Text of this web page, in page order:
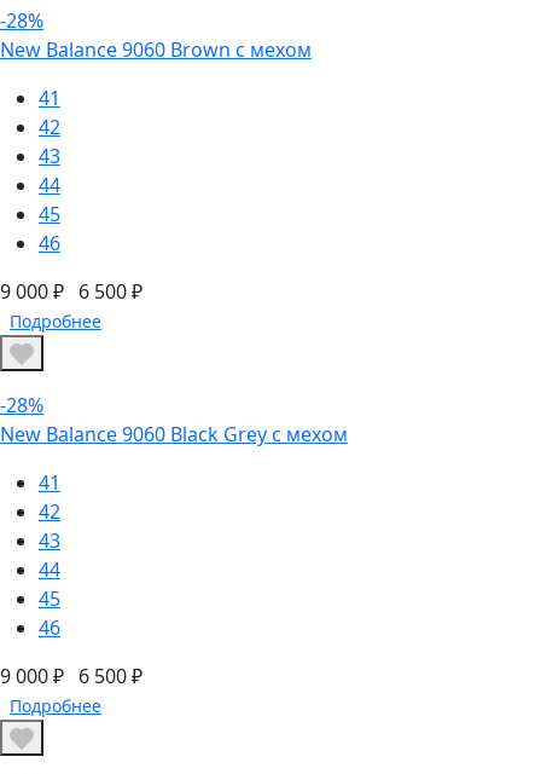
-28%
New Balance 9060 Brown с мехом
41
42
43
44
45
46
9 000 ₽ 6 500 ₽
Подробнее
-28%
New Balance 9060 Black Grey с мехом
41
42
43
44
45
46
9 000 ₽ 6 500 ₽
Подробнее